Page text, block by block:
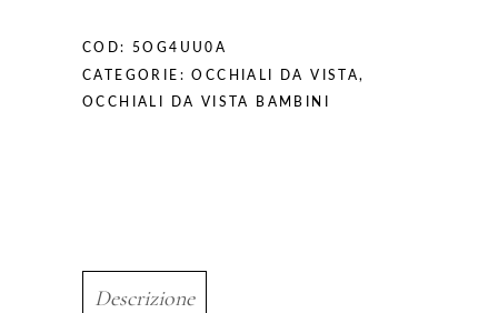
COD: 5OG4UU0A
CATEGORIE:OCCHIALI DA VISTA,
OCCHIALI DA VISTA BAMBINI
Descrizione